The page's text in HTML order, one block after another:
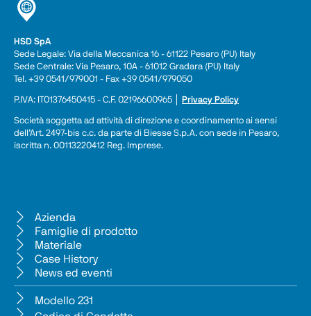
HSD SpA
Sede Legale: Via della Meccanica 16 - 61122 Pesaro (PU) Italy
Sede Centrale: Via Pesaro, 10A - 61012 Gradara (PU) Italy
Tel. +39 0541/979001 - Fax +39 0541/979050
P.IVA: IT01376450415 - C.F. 02196600965 │ Privacy Policy
Società soggetta ad attività di direzione e coordinamento ai sensi
dell’Art. 2497-bis c.c. da parte di Biesse S.p.A. con sede in Pesaro,
iscritta n. 00113220412 Reg. Imprese.
Azienda
Famiglie di prodotto
Materiale
Case History
News ed eventi
Modello 231